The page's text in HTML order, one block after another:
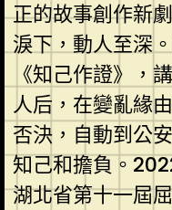
正的故事創作新
淚下，動人至深
《知己作證》，
人后，在變亂緣
否決，自動到公
知己和擔負。
湖北省第十一屆